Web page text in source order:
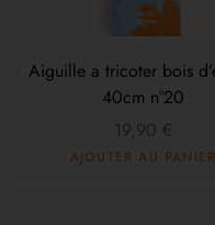
Aiguille a tricoter bois
40cm n°20
19,90 €
AJOUTER AU PANIER